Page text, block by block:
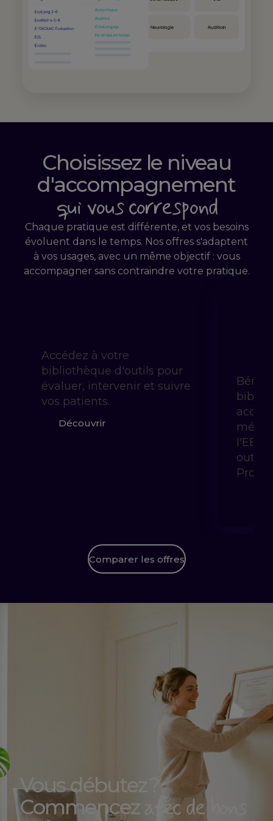
Choisissez le niveau
d'accompagnement
qui vous correspond
Chaque pratique est différente, et vos besoins
évoluent dans le temps. Nos offres s'adaptent
à vos usages, avec un même objectif : vous
accompagner sans contraindre votre pratique.
Accédez à votre
bibliothèque d'outils pour
évaluer, intervenir et suivre
vos patients.
Découvrir
l'EBP
outils
Comparer les offres
Vous débutez ?
Commencez
avec de bons